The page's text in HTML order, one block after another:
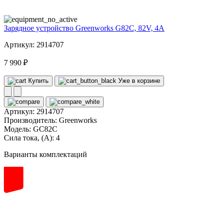
Зарядное устройство Greenworks G82C, 82V, 4А
Артикул: 2914707
7 990 ₽
Купить Уже в корзине
Артикул: 2914707
Производитель: Greenworks
Модель: GC82C
Сила тока, (А): 4
Варианты комплектаций